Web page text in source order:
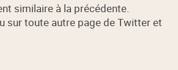
similaire à la précédente.
toute autre page de Twitter et